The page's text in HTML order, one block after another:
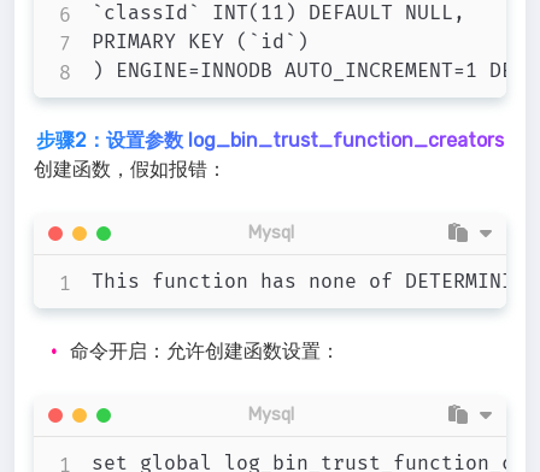
`classId` INT(11) DEFAULT NULL,
PRIMARY KEY (`id`)
步骤2：设置参数 log_bin_trust_function_creators
创建函数，假如报错：
Mysql
命令开启：允许创建函数设置：
Mysql